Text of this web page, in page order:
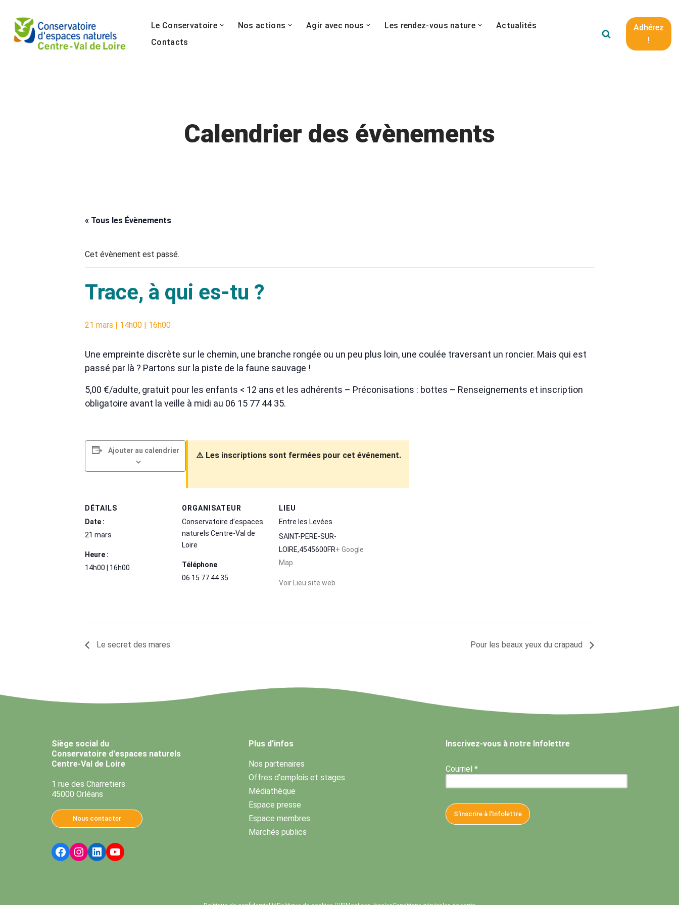
Aller
au
Le Conservatoire Nos actions Agir avec nous Les rendez-vous nature
Actualités
Contacts
Adhérez
!
Calendrier des évènements
« Tous les Évènements
Cet évènement est passé.
Trace, à qui es-tu ?
21 mars | 14h00 | 16h00
Une empreinte discrète sur le chemin, une branche rongée ou un peu plus loin, une coulée traversant un roncier. Mais qui est
passé par là ? Partons sur la piste de la faune sauvage !
5,00 €/adulte, gratuit pour les enfants < 12 ans et les adhérents – Préconisations : bottes – Renseignements et inscription
obligatoire avant la veille à midi au 06 15 77 44 35.
Ajouter au calendrier ⚠️ Les inscriptions sont fermées pour cet événement.
DÉTAILS
Date :
21 mars
Heure :
14h00 | 16h00
ORGANISATEUR
Conservatoire d’espaces
naturels Centre-Val de
Loire
Téléphone
06 15 77 44 35
LIEU
Entre les Levées
SAINT-PERE-SUR-
LOIRE,4545600FR+ Google
Map
Voir Lieu site web
Le secret des mares Pour les beaux yeux du crapaud
Siège social du
Conservatoire d'espaces naturels
Centre-Val de Loire
1 rue des Charretiers
45000 Orléans
Nous contacter
Plus d'infos
Nos partenaires
Offres d’emplois et stages
Médiathèque
Espace presse
Espace membres
Marchés publics
Inscrivez-vous à notre Infolettre
Courriel *